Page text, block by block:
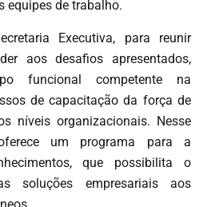
equipes de trabalho.
Executiva, para reunir
aos desafios apresentados,
funcional competente na
de capacitação da força de
níveis organizacionais. Nesse
um programa para a
que possibilita o
soluções empresariais aos